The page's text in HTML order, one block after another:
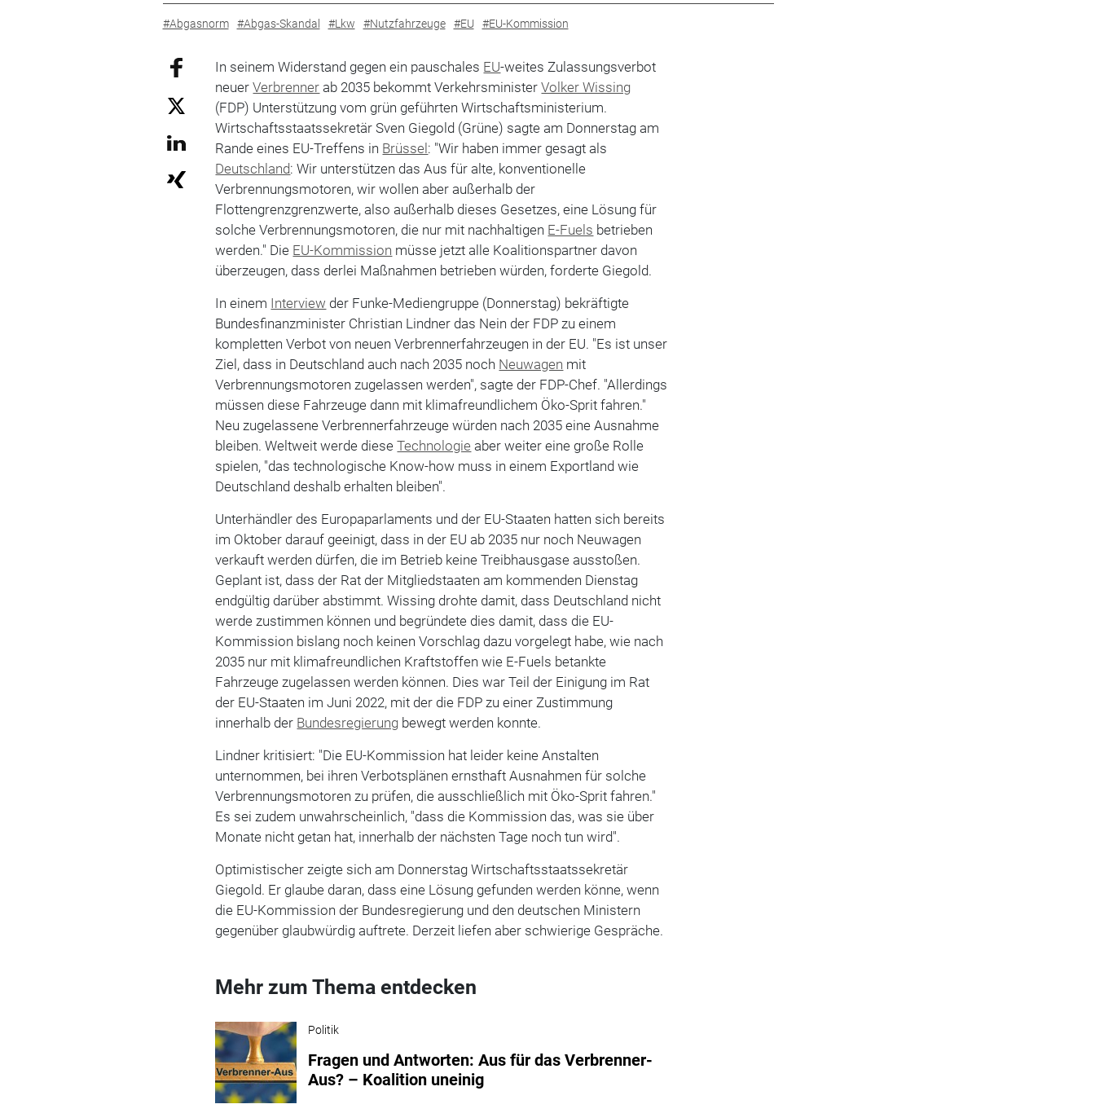
#Abgasnorm #Abgas-Skandal #Lkw #Nutzfahrzeuge #EU #EU-Kommission
In seinem Widerstand gegen ein pauschales EU-weites Zulassungsverbot
neuerVerbrenner ab 2035 bekommt VerkehrsministerVolker Wissing
(FDP) Unterstützung vom grün geführten Wirtschaftsministerium.
Wirtschaftsstaatssekretär Sven Giegold (Grüne) sagte am Donnerstag am
Rande eines EU-Treffens in Brüssel: "Wir haben immer gesagt als
Deutschland: Wir unterstützen das Aus für alte, konventionelle
Verbrennungsmotoren, wir wollen aber außerhalb der
Flottengrenzgrenzwerte, also außerhalb dieses Gesetzes, eine Lösung für
solche Verbrennungsmotoren, die nur mit nachhaltigen E-Fuels betrieben
werden." Die EU-Kommission müsse jetzt alle Koalitionspartner davon
überzeugen, dass derlei Maßnahmen betrieben würden, forderte Giegold.
In einem Interview der Funke-Mediengruppe (Donnerstag) bekräftigte
Bundesfinanzminister Christian Lindner das Nein der FDP zu einem
kompletten Verbot von neuen Verbrennerfahrzeugen in der EU. "Es ist unser
Ziel, dass in Deutschland auch nach 2035 noch Neuwagen mit
Verbrennungsmotoren zugelassen werden", sagte der FDP-Chef. "Allerdings
müssen diese Fahrzeuge dann mit klimafreundlichem Öko-Sprit fahren."
Neu zugelassene Verbrennerfahrzeuge würden nach 2035 eine Ausnahme
bleiben. Weltweit werde dieseTechnologie aber weiter eine große Rolle
spielen, "das technologische Know-how muss in einem Exportland wie
Deutschland deshalb erhalten bleiben".
Unterhändler des Europaparlaments und der EU-Staaten hatten sich bereits
im Oktober darauf geeinigt, dass in der EU ab 2035 nur noch Neuwagen
verkauft werden dürfen, die im Betrieb keine Treibhausgase ausstoßen.
Geplant ist, dass der Rat der Mitgliedstaaten am kommenden Dienstag
endgültig darüber abstimmt. Wissing drohte damit, dass Deutschland nicht
werde zustimmen können und begründete dies damit, dass die EU-
Kommission bislang noch keinen Vorschlag dazu vorgelegt habe, wie nach
2035 nur mit klimafreundlichen Kraftstoffen wie E-Fuels betankte
Fahrzeuge zugelassen werden können. Dies war Teil der Einigung im Rat
der EU-Staaten im Juni 2022, mit der die FDP zu einer Zustimmung
innerhalb der Bundesregierung bewegt werden konnte.
Lindner kritisiert: "Die EU-Kommission hat leider keine Anstalten
unternommen, bei ihren Verbotsplänen ernsthaft Ausnahmen für solche
Verbrennungsmotoren zu prüfen, die ausschließlich mit Öko-Sprit fahren."
Es sei zudem unwahrscheinlich, "dass die Kommission das, was sie über
Monate nicht getan hat, innerhalb der nächsten Tage noch tun wird".
Optimistischer zeigte sich am Donnerstag Wirtschaftsstaatssekretär
Giegold. Er glaube daran, dass eine Lösung gefunden werden könne, wenn
die EU-Kommission der Bundesregierung und den deutschen Ministern
gegenüber glaubwürdig auftrete. Derzeit liefen aber schwierige Gespräche.
Mehr zum Thema entdecken
Politik
Fragen und Antworten: Aus für das Verbrenner-
Aus? – Koalition uneinig